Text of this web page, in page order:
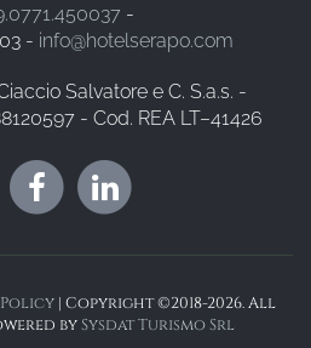
-
- info@hotelserapo.com
Salvatore e C. S.a.s. -
- Cod. REA LT–41426
| Copyright ©2018-2026. All
bySysdat Turismo Srl